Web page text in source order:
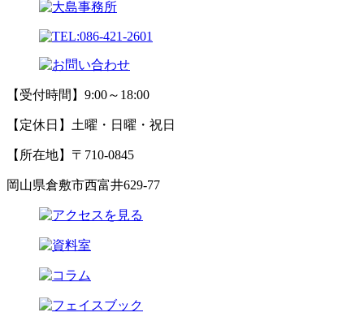
【受付時間】9:00～18:00
【定休日】土曜・日曜・祝日
【所在地】〒710-0845
岡山県倉敷市西富井629-77